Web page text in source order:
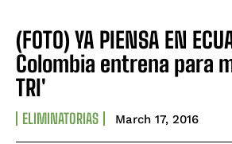
(FOTO) YA PIENSA EN
Colombia entrena para
TRI'
ELIMINATORIAS March 17, 2016